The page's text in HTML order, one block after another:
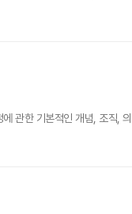
관한 기본적인 개념, 조직,